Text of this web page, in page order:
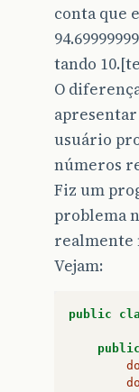
conta que
tando
O
usuário
números
Fiz um
problema
realmente
Vejam:
public
public